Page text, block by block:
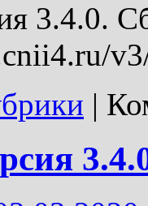
3.4.0.
|